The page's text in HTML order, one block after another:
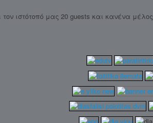
τον ιστότοπό μας 20 guests και κανένα μέλος